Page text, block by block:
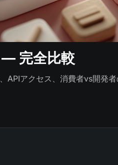
完全比較
APIアクセス、消費者vs開発